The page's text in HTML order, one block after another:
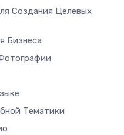
Создания Целевых
Бизнеса
Тематики